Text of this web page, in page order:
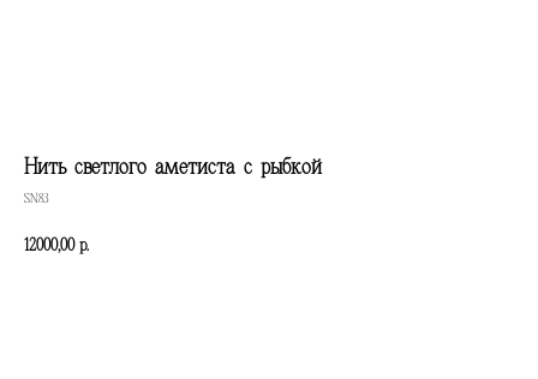
Нить светлого аметиста с рыбкой
SN83
12000,00 р.